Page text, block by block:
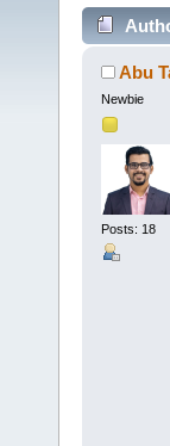
Abu
Newbie
Posts: 18